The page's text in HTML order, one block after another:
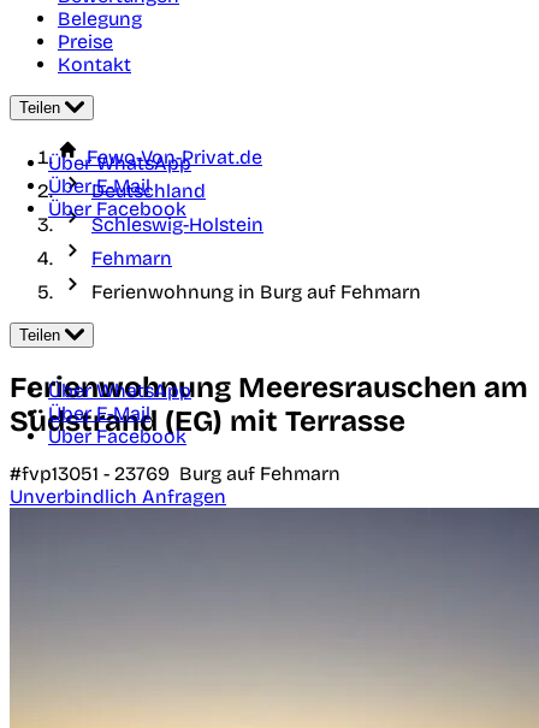
Belegung
Preise
Kontakt
Teilen
Über WhatsApp
Über E-Mail
Über Facebook
Fewo-Von-Privat.de
Deutschland
Schleswig-Holstein
Fehmarn
Ferienwohnung in Burg auf Fehmarn
Teilen
Über WhatsApp
Über E-Mail
Über Facebook
Ferienwohnung Meeresrauschen am
Südstrand (EG) mit Terrasse
#fvp13051 - 23769 Burg auf Fehmarn
Unverbindlich Anfragen